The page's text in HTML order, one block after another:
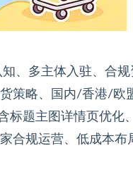
、多主体入驻、合
策略、国内/香港/欧
标题主图详情页优化
合规运营、低成本布